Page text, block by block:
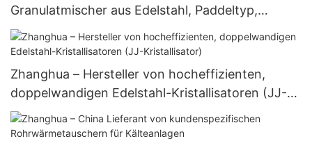
Granulatmischer aus Edelstahl, Paddeltyp,
trogförmiger Trockner, Heißluftsystem
Zhanghua – Hersteller von hocheffizienten,
doppelwandigen Edelstahl-Kristallisatoren (JJ-
Kristallisator)